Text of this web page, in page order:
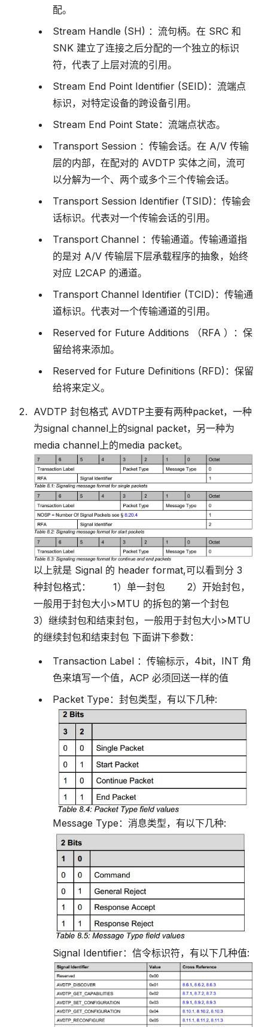
配。
Stream Handle (SH) ：流句柄。在 SRC 和
SNK 建立了连接之后分配的一个独立的标识
符，代表了上层对流的引用。
Stream End Point Identifier (SEID)：流端点
标识，对特定设备的跨设备引用。
Stream End Point State：流端点状态。
Transport Session ：传输会话。在 A/V 传输
层的内部，在配对的 AVDTP 实体之间，流可
以分解为一个、两个或多个三个传输会话。
Transport Session Identifier (TSID)：传输会
话标识。代表对一个传输会话的引用。
Transport Channel ：传输通道。传输通道指
的是对 A/V 传输层下层承载程序的抽象，始终
对应 L2CAP 的通道。
Transport Channel Identifier (TCID)：传输通
道标识。代表对一个传输通道的引用。
Reserved for Future Additions （RFA ）：保
留给将来添加。
Reserved for Future Definitions (RFD)：保留
给将来定义。
AVDTP 封包格式 AVDTP主要有两种packet，一种
为signal channel上的signal packet，另一种为
media channel上的media packet。
以上就是 Signal 的 header format,可以看到分 3
种封包格式： 1）单一封包 2）开始封包，
一般用于封包大小>MTU 的拆包的第一个封包
3）继续封包和结束封包，一般用于封包大小>MTU
的继续封包和结束封包 下面讲下参数：
Transaction Label ：传输标示，4bit，INT 角
色来填写一个值，ACP 必须回送一样的值
Packet Type：封包类型，有以下几种:
Message Type：消息类型，有以下几种:
Signal Identifier：信令标识符，有以下几种值: